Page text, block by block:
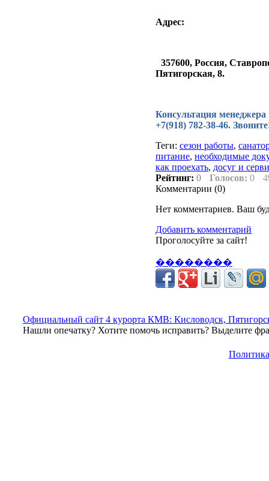
Адрес:
357600, Россия,
Пятигорская, 8.
Консультация менеджера
+7(918) 782-38-46.
Теги: сезон работы,
питание, необходимые
как проехать, досуг и
Рейтинг: 0 Голосов: 0
Комментарии (0)
Нет комментариев. Ваш
Добавить комментарий
Проголосуйте за сайт!
��������
Официальный сайт 4 курорта КМВ: Кисловодск,
Нашли опечатку? Хотите помочь исправить? Выделите